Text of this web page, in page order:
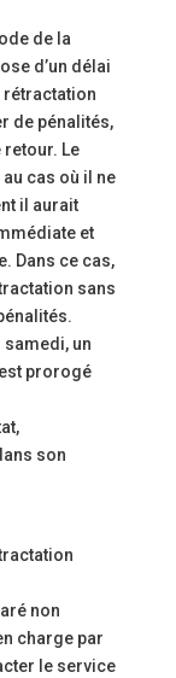
de la
d’un délai
rétractation
de pénalités,
retour. Le
cas où il ne
il aurait
et
Dans ce cas,
sans
un
prorogé
son
non
charge par
le service